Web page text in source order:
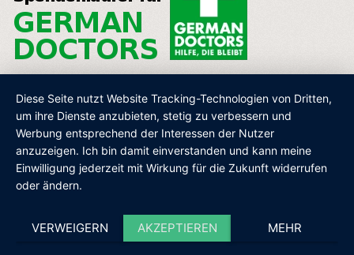
AGB IMPRESSUM DATENSCHUTZ
Diese Seite nutzt Website Tracking-Technologien von Dritten,
um ihre Dienste anzubieten, stetig zu verbessern und
Werbung entsprechend der Interessen der Nutzer
anzuzeigen. Ich bin damit einverstanden und kann meine
Einwilligung jederzeit mit Wirkung für die Zukunft widerrufen
oder ändern.
VERWEIGERN AKZEPTIEREN MEHR